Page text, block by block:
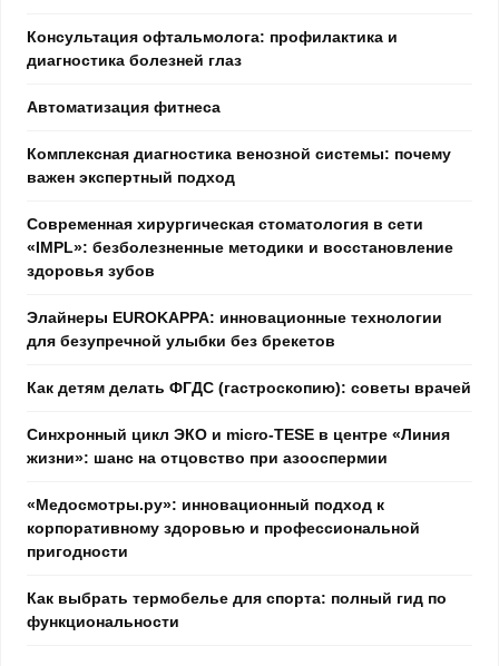
Консультация офтальмолога: профилактика и
диагностика болезней глаз
Автоматизация фитнеса
Комплексная диагностика венозной системы: почему
важен экспертный подход
Современная хирургическая стоматология в сети
«IMPL»: безболезненные методики и восстановление
здоровья зубов
Элайнеры EUROKAPPA: инновационные технологии
для безупречной улыбки без брекетов
Как детям делать ФГДС (гастроскопию): советы врачей
Синхронный цикл ЭКО и micro-TESE в центре «Линия
жизни»: шанс на отцовство при азооспермии
«Медосмотры.ру»: инновационный подход к
корпоративному здоровью и профессиональной
пригодности
Как выбрать термобелье для спорта: полный гид по
функциональности